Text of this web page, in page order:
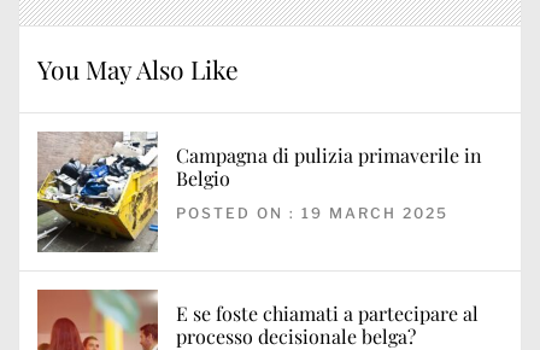
You May Also Like
Campagna di pulizia primaverile in
Belgio
POSTED ON : 19 MARCH 2025
E se foste chiamati a partecipare al
processo decisionale belga?